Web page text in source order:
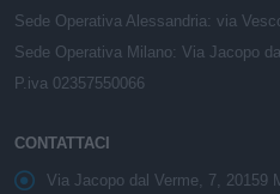
Sede Operativa Alessandria: via
Sede Operativa Milano: Via Jacopo
P.iva 02357550066
CONTATTACI
Via Jacopo dal Verme, 7, 20159